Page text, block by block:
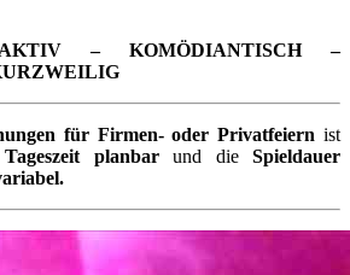
– KOMÖDIANTISCH –
für Firmen- oder Privatfeiernist
planbarund die Spieldauer